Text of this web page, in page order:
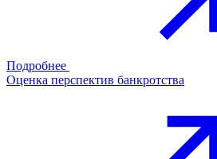
Подробнее
Оценка перспектив банкротства